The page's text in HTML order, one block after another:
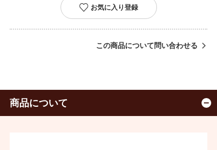
お気に入り登録
この商品について問い合わせる
商品について